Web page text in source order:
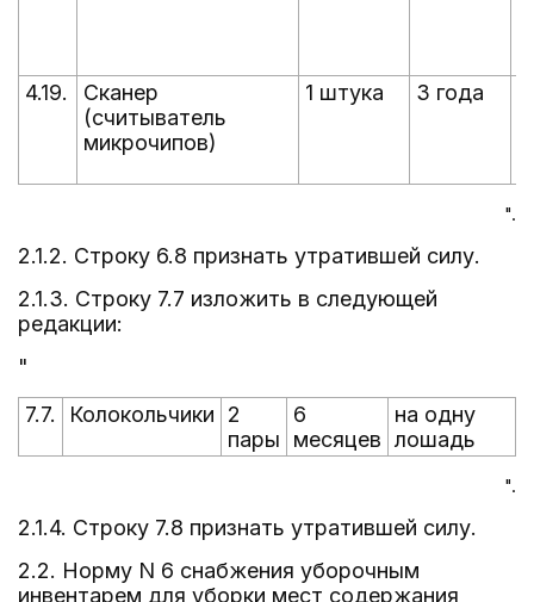
4.19.
Сканер
(считыватель
микрочипов)
1 штука 3 года
".
2.1.2. Строку 6.8 признать утратившей силу.
2.1.3. Строку 7.7 изложить в следующей
редакции:
"
7.7.
Колокольчики
2
пары
6
месяцев
на одну
лошадь
".
2.1.4. Строку 7.8 признать утратившей силу.
2.2. Норму N 6 снабжения уборочным
инвентарем для уборки мест содержания